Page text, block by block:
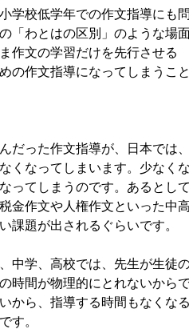
学校低学年での作文指導にも
「わとはの区別」のような場
作文の学習だけを先行させる
の作文指導になってしまうこ
だった作文指導が、日本では
くなってしまいます。少なく
ってしまうのです。あるとし
金作文や人権作文といった中
課題が出されるぐらいです。
中学、高校では、先生が生徒
時間が物理的にとれないから
から、指導する時間もなくな
す。